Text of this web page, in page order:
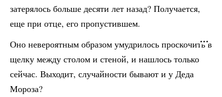
затерялось больше десяти лет назад? Получается,
еще при отце, его пропустившем.
Оно невероятным образом умудрилось проскочить в
щелку между столом и стеной, и нашлось только
сейчас. Выходит, случайности бывают и у Деда
Мороза?